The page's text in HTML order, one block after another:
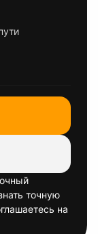
точную
на